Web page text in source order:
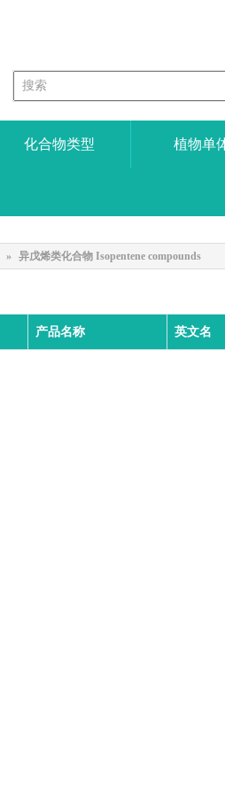
化合物类型 植物单
» 异戊烯类化合物 Isopentene compounds
产品名称 英文名